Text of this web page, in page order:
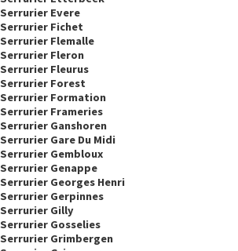
Serrurier Evere
Serrurier Fichet
Serrurier Flemalle
Serrurier Fleron
Serrurier Fleurus
Serrurier Forest
Serrurier Formation
Serrurier Frameries
Serrurier Ganshoren
Serrurier Gare Du Midi
Serrurier Gembloux
Serrurier Genappe
Serrurier Georges Henri
Serrurier Gerpinnes
Serrurier Gilly
Serrurier Gosselies
Serrurier Grimbergen